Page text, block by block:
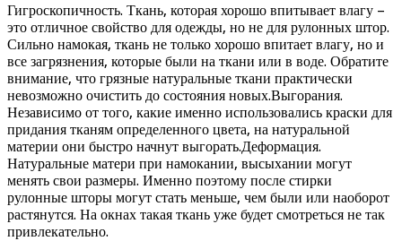
Гигроскопичность. Ткань, которая хорошо впитывает влагу –
это отличное свойство для одежды, но не для рулонных штор.
Сильно намокая, ткань не только хорошо впитает влагу, но и
все загрязнения, которые были на ткани или в воде. Обратите
внимание, что грязные натуральные ткани практически
невозможно очистить до состояния новых.Выгорания.
Независимо от того, какие именно использовались краски для
придания тканям определенного цвета, на натуральной
материи они быстро начнут выгорать.Деформация.
Натуральные матери при намокании, высыхании могут
менять свои размеры. Именно поэтому после стирки
рулонные шторы могут стать меньше, чем были или наоборот
растянутся. На окнах такая ткань уже будет смотреться не так
привлекательно.